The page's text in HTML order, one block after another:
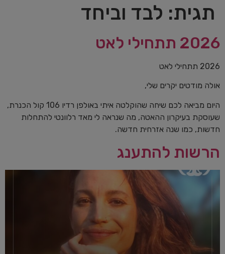
תגית: לבד וביחד
2026 תתחילי לאט
2026 תתחילי לאט
אולה מודטים יקרים שלי,
היום מביאה לכם שיחה שהוקלטה איתי באולפן רדיו 106 קול הכנרת,
שעוסקת בעיקרון ההאטה, מה שנראה לי מאד רלוונטי להתחלות
חדשות, כמו שנה אזרחית חדשה.
הרשות להתענג